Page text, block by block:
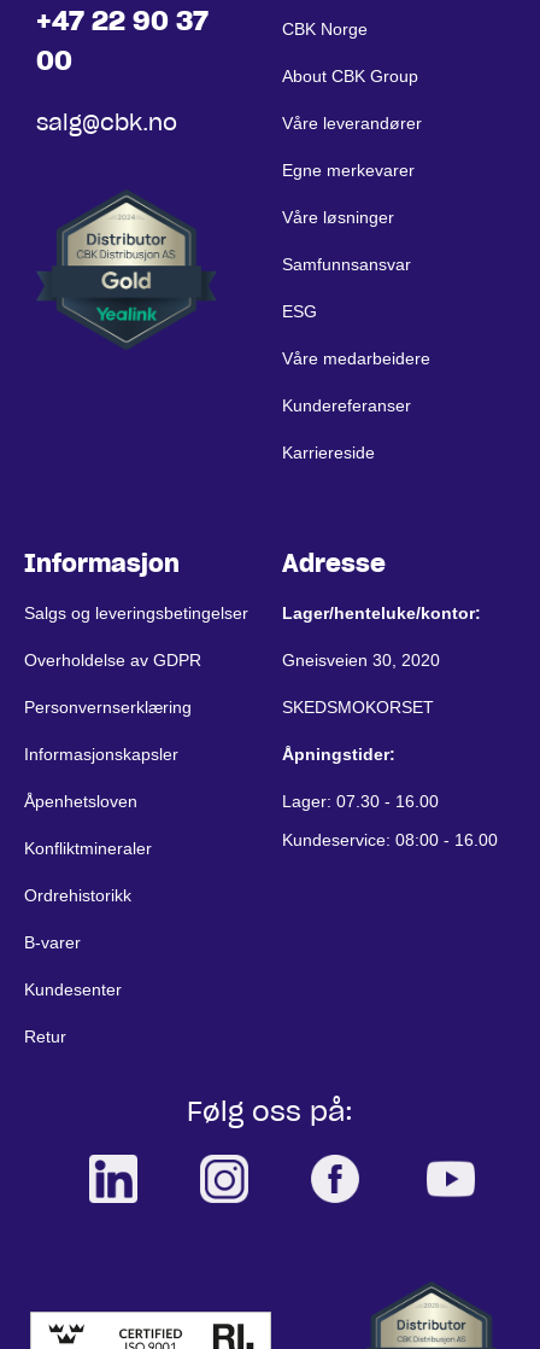
+47 22 90 37
00
salg@cbk.no
CBK Norge
About CBK Group
Våre leverandører
Egne merkevarer
Våre løsninger
Samfunnsansvar
ESG
Våre medarbeidere
Kundereferanser
Karriereside
Informasjon
Salgs og leveringsbetingelser
Overholdelse av GDPR
Personvernserklæring
Informasjonskapsler
Åpenhetsloven
Konfliktmineraler
Ordrehistorikk
B-varer
Kundesenter
Retur
Adresse
Lager/henteluke/kontor:
Gneisveien 30, 2020
SKEDSMOKORSET
Åpningstider:
Lager: 07.30 - 16.00
Kundeservice: 08:00 - 16.00
Følg oss på: